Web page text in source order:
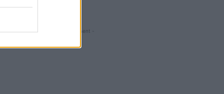
- Advertisment -